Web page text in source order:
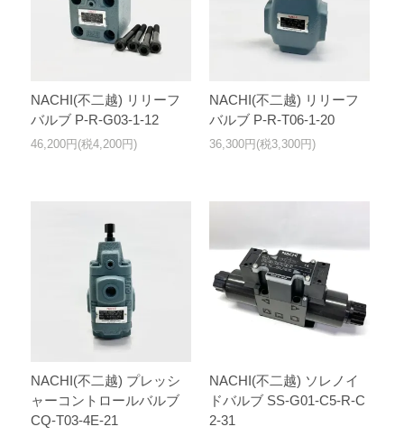
NACHI(不二越) リリーフ
バルブ P-R-G03-1-12
46,200円(税4,200円)
NACHI(不二越) リリーフ
バルブ P-R-T06-1-20
36,300円(税3,300円)
NACHI(不二越) プレッシ
ャーコントロールバルブ
CQ-T03-4E-21
NACHI(不二越) ソレノイ
ドバルブ SS-G01-C5-R-C
2-31